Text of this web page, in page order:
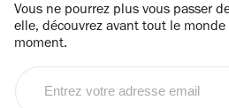
Vous ne pourrez plus vous passer
elle, découvrez avant tout le
moment.